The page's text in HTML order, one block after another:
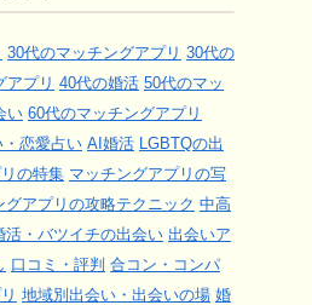
30代のマッチングアプリ 30代の
アプリ 40代の婚活 50代のマッ
い 60代のマッチングアプリ
恋愛占い AI婚活
LGBTQの出
の特集 マッチングアプリの写
グアプリの攻略テクニック 中高
活・バツイチの出会い 出会いア
口コミ・評判 合コン・コンパ
地域別出会い・出会いの場 婚